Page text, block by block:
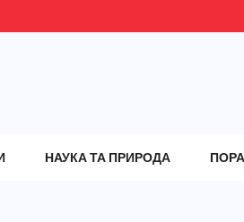
НАУКА ТА ПРИРОДА